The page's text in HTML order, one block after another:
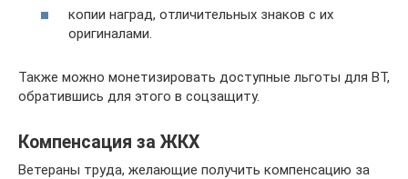
копии наград, отличительных знаков с их
оригиналами.
Также можно монетизировать доступные льготы для ВТ,
обратившись для этого в соцзащиту.
Компенсация за ЖКХ
Ветераны труда, желающие получить компенсацию за